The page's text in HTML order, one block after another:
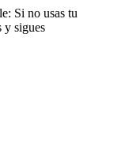
Si no usas tu
y sigues